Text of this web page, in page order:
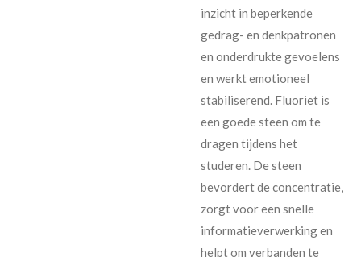
inzicht in beperkende
gedrag- en denkpatronen
en onderdrukte gevoelens
en werkt emotioneel
stabiliserend. Fluoriet is
een goede steen om te
dragen tijdens het
studeren. De steen
bevordert de concentratie,
zorgt voor een snelle
informatieverwerking en
helpt om verbanden te